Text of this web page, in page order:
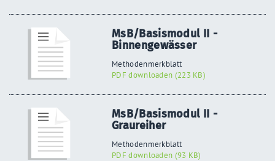
MsB/Basismodul II -
Binnengewässer
Methodenmerkblatt
PDF downloaden (223 KB)
MsB/Basismodul II -
Graureiher
Methodenmerkblatt
PDF downloaden (93 KB)